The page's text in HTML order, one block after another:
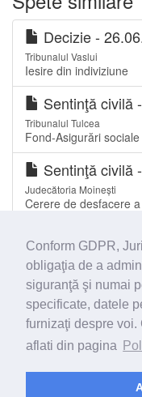
Conform GDPR,
obligaţia de a
siguranţă şi numai
specificate, datele
furnizaţi despre voi.
aflati din pagina
Decizie -
Tribunalul Vaslui
Iesire din indiviziune
Sentinţă civilă
Tribunalul Tulcea
Fond-Asigurări
Sentinţă civilă
Judecătoria Moinești
Cerere de desfacere
Sentinţă civilă
hotarare
Sentinţă civilă
Judecătoria Întorsura
Evacuare